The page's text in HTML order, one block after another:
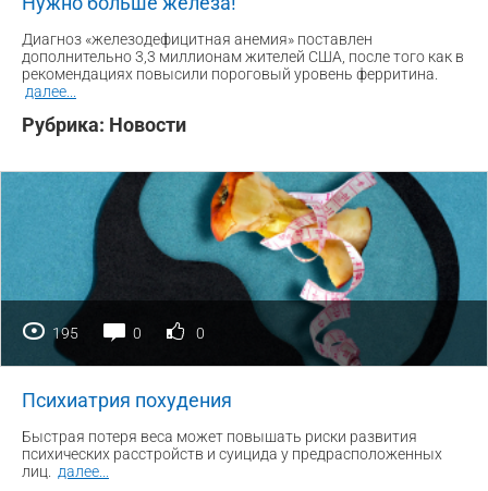
Диагноз «железодефицитная анемия» поставлен
дополнительно 3,3 миллионам жителей США, после того как в
рекомендациях повысили пороговый уровень ферритина.
далее
Рубрика: Новости
195 0 0
Психиатрия похудения
Быстрая потеря веса может повышать риски развития
психических расстройств и суицида у предрасположенных
лиц.
далее